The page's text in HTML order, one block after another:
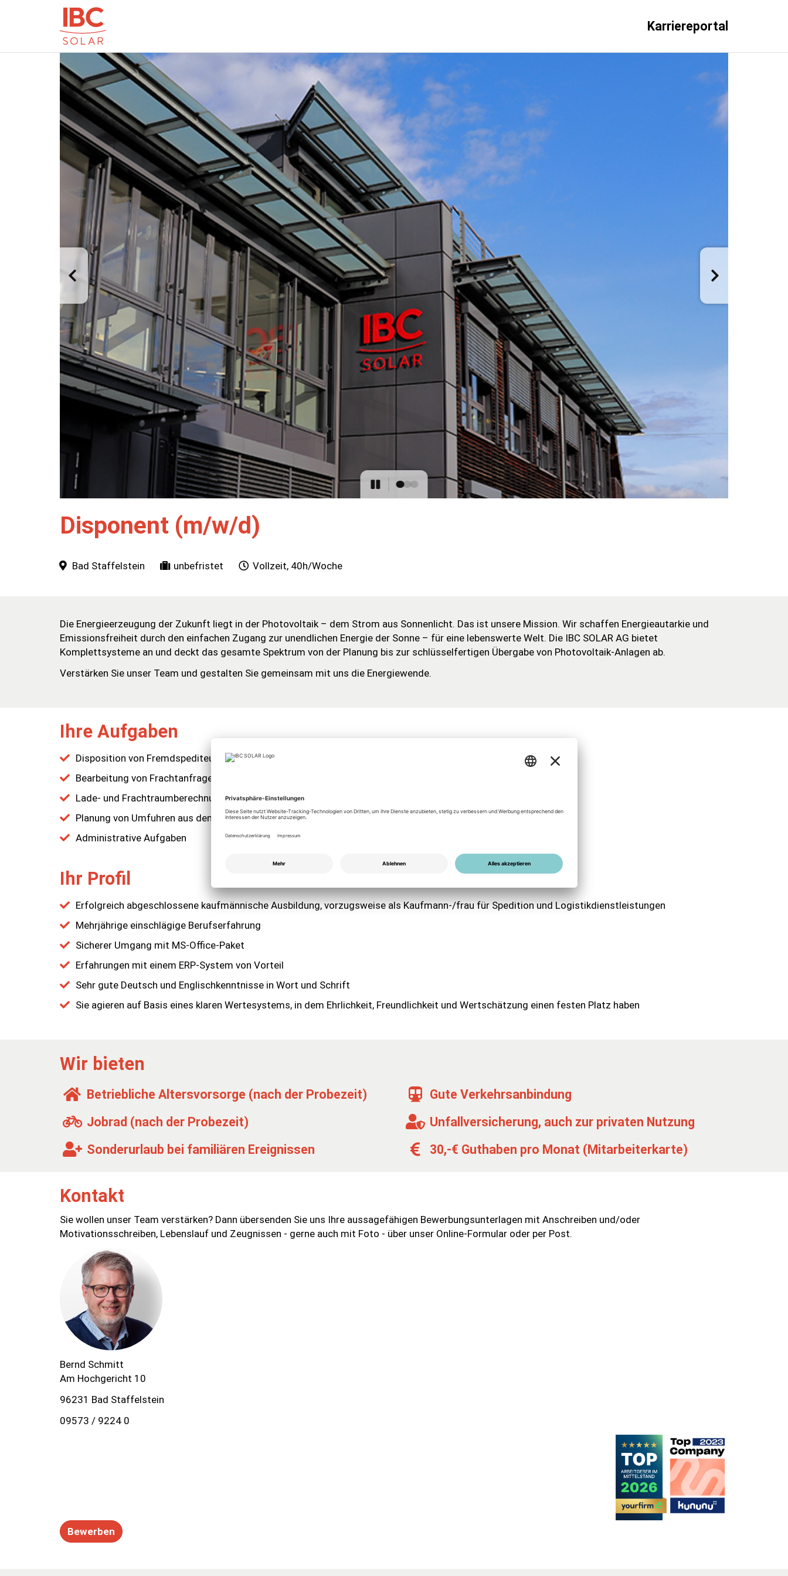
Karriereportal
Disponent (m/w/d)
Bad Staffelstein unbefristet Vollzeit, 40h/Woche
Die Energieerzeugung der Zukunft liegt in der Photovoltaik – dem Strom aus Sonnenlicht. Das ist unsere Mission. Wir schaffen Energieautarkie und
Emissionsfreiheit durch den einfachen Zugang zur unendlichen Energie der Sonne – für eine lebenswerte Welt. Die IBC SOLAR AG bietet
Komplettsysteme an und deckt das gesamte Spektrum von der Planung bis zur schlüsselfertigen Übergabe von Photovoltaik-Anlagen ab.
Verstärken Sie unser Team und gestalten Sie gemeinsam mit uns die Energiewende.
Ihre Aufgaben
Disposition von Fremdspediteuren
Bearbeitung von Frachtanfragen national und international
Lade- und Frachtraumberechnungen
Planung von Umfuhren aus den Außenlägern
Administrative Aufgaben
Ihr Profil
Erfolgreich abgeschlossene kaufmännische Ausbildung, vorzugsweise als Kaufmann-/frau für Spedition und Logistikdienstleistungen
Mehrjährige einschlägige Berufserfahrung
Sicherer Umgang mit MS-Office-Paket
Erfahrungen mit einem ERP-System von Vorteil
Sehr gute Deutsch und Englischkenntnisse in Wort und Schrift
Sie agieren auf Basis eines klaren Wertesystems, in dem Ehrlichkeit, Freundlichkeit und Wertschätzung einen festen Platz haben
Wir bieten
Betriebliche Altersvorsorge (nach der Probezeit)
Gute Verkehrsanbindung
Jobrad (nach der Probezeit)
Unfallversicherung, auch zur privaten Nutzung
Sonderurlaub bei familiären Ereignissen
30,-€ Guthaben pro Monat (Mitarbeiterkarte)
Kontakt
Sie wollen unser Team verstärken? Dann übersenden Sie uns Ihre aussagefähigen Bewerbungsunterlagen mit Anschreiben und/oder
Motivationsschreiben, Lebenslauf und Zeugnissen - gerne auch mit Foto - über unser Online-Formular oder per Post.
Bernd Schmitt
Am Hochgericht 10
96231 Bad Staffelstein
09573 / 9224 0
Bewerben